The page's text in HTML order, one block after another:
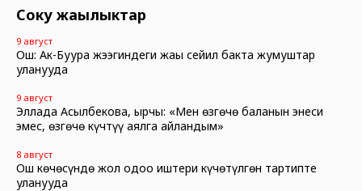
Соңку жаңылыктар
9 август
Ош: Ак-Буура жээгиндеги жаңы сейил бакта жумуштар
уланууда
9 август
Эллада Асылбекова, ырчы: «Мен өзгөчө баланын энеси
эмес, өзгөчө күчтүү аялга айландым»
8 август
Ош көчөсүндө жол оңдоо иштери күчөтүлгөн тартипте
уланууда